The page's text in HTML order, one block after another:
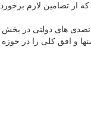
از تضامین لازم
تصدی های دولتی در بخش
و افق کلی را در